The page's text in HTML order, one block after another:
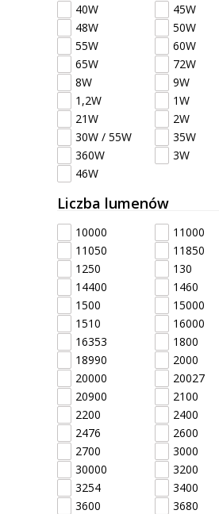
40W
45W
48W
50W
55W
60W
65W
72W
8W
9W
1,2W
1W
21W
2W
30W / 55W
35W
360W
3W
46W
Liczba lumenów
10000
11000
11050
11850
1250
130
14400
1460
1500
15000
1510
16000
16353
1800
18990
2000
20000
20027
20900
2100
2200
2400
2476
2600
2700
3000
30000
3200
3254
3400
3600
3680